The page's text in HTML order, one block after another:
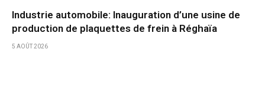
Industrie automobile: Inauguration d’une usine de
production de plaquettes de frein à Réghaïa
5 AOÛT 2026